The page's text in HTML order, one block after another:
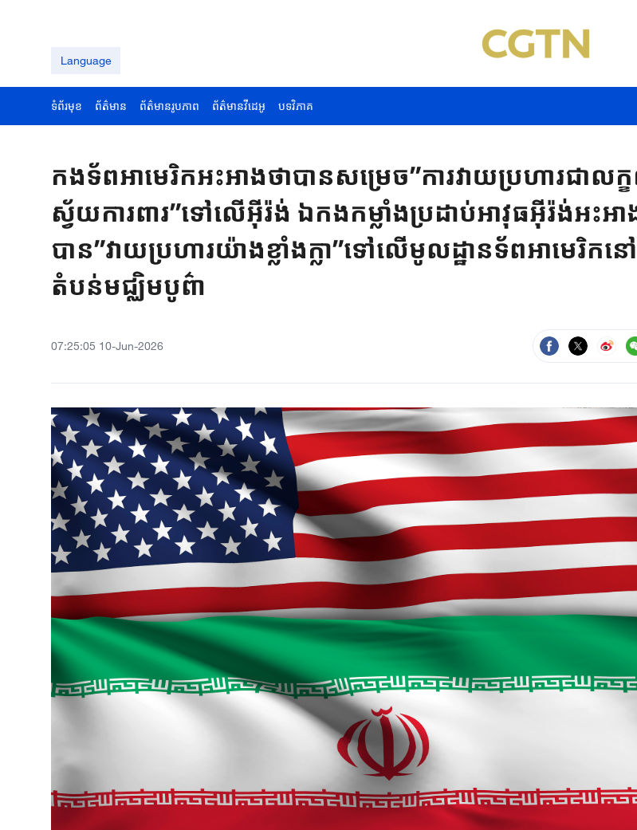
Language
ទំព័រមុខ ព័ត៌មាន ព័ត៌មានរូបភាព ព័ត៌មានវីដេអូ បទវិភាគ
កងទ័ពអាមេរិកអះអាងថាបានសម្រេច”ការវាយប្រហារជាលក្
ស្វ័យការពារ”ទៅលើអ៊ីរ៉ង់ ឯកងកម្លាំងប្រដាប់អាវុធអ៊ីរ៉ង់អះអា
បាន​”វាយប្រហារយ៉ាងខ្លាំងក្លា​”ទៅលើមូលដ្ឋានទ័ពអាមេរិកនៅ
តំបន់មជ្ឈិមបូព៌ា
07:25:05 10-Jun-2026